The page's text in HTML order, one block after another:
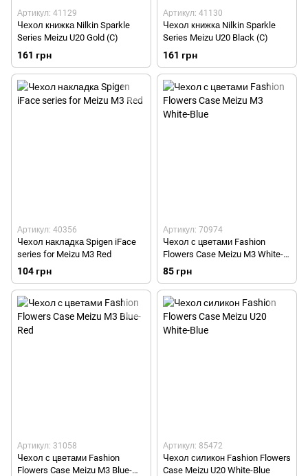
Артикул: 41129
Чехол книжка Nilkin Sparkle
Series Meizu U20 Gold (C)
161 грн
Артикул: 41130
Чехол книжка Nilkin Sparkle
Series Meizu U20 Black (C)
161 грн
Артикул: 40356
Чехол накладка Spigen iFace
series for Meizu M3 Red
104 грн
Артикул: 70974
Чехол с цветами Fashion
Flowers Case Meizu M3 White-
Blue
85 грн
Артикул: 31058
Чехол с цветами Fashion
Flowers Case Meizu M3 Blue-
Артикул: 85472
Чехол силикон Fashion Flowers
Case Meizu U20 White-Blue